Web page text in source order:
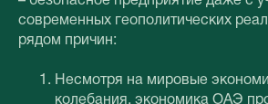
современных геополитических
рядом причин:
Несмотря на мировые
колебания, экономика ОАЭ